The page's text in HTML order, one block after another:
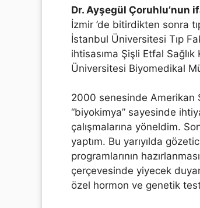
Dr. Ayşegül Çoruhlu’nun
İzmir ’de bitirdikten sonra
İstanbul Üniversitesi Tıp
ihtisasıma Şişli Etfal
Üniversitesi Biyomedikal
2000 senesinde Amerikan
“biyokimya” sayesinde
çalışmalarına yöneldim.
yaptım. Bu yarıyılda
programlarının
çerçevesinde yiyecek
özel hormon ve genetik